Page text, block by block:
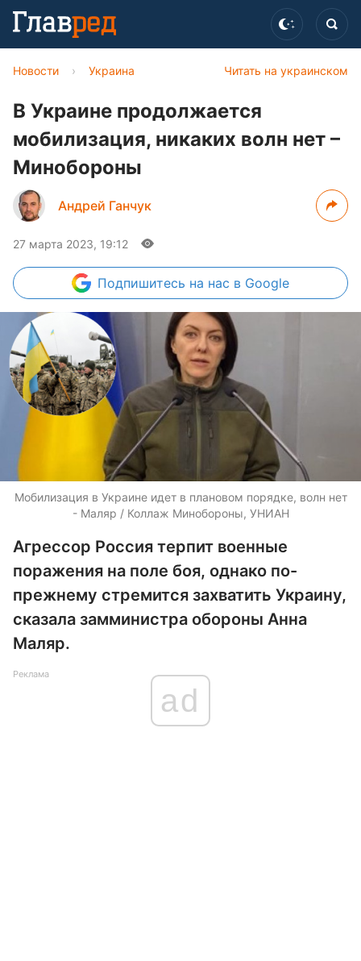
Читать на украинском
Новости › Украина
В Украине продолжается
мобилизация, никаких волн нет –
Минобороны
Андрей Ганчук
27 марта 2023, 19:12
Подпишитесь на нас в Google
Мобилизация в Украине идет в плановом порядке, волн нет
- Маляр / Коллаж Минобороны, УНИАН
Агрессор Россия терпит военные
поражения на поле боя, однако по-
прежнему стремится захватить Украину,
сказала замминистра обороны Анна
Маляр.
Реклама
ad